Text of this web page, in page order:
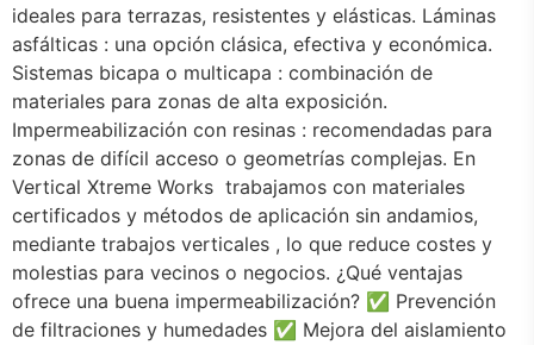
ideales para terrazas, resistentes y elásticas. Láminas
asfálticas : una opción clásica, efectiva y económica.
Sistemas bicapa o multicapa : combinación de
materiales para zonas de alta exposición.
Impermeabilización con resinas : recomendadas para
zonas de difícil acceso o geometrías complejas. En
Vertical Xtreme Works trabajamos con materiales
certificados y métodos de aplicación sin andamios,
mediante trabajos verticales , lo que reduce costes y
molestias para vecinos o negocios. ¿Qué ventajas
ofrece una buena impermeabilización? ✅ Prevención
de filtraciones y humedades ✅ Mejora del aislamiento